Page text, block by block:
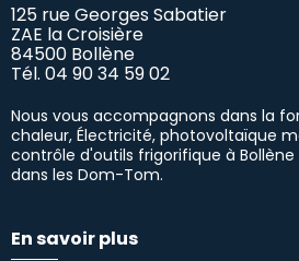
125 rue Georges Sabatier
ZAE la Croisière
84500 Bollène
Tél. 04 90 34 59 02
Nous vous accompagnons dans la
chaleur, Électricité, photovoltaïque
contrôle d'outils frigorifique à
dans les Dom-Tom.
En savoir plus